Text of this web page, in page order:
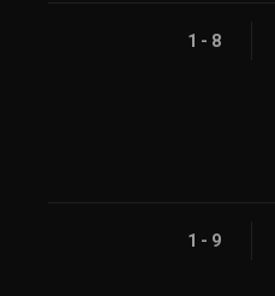
1 - 8
1 - 9